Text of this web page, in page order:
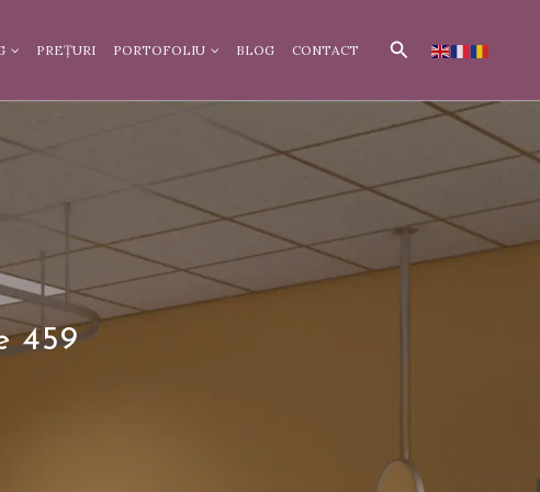
PREȚURI PORTOFOLIU BLOG CONTACT Search
459